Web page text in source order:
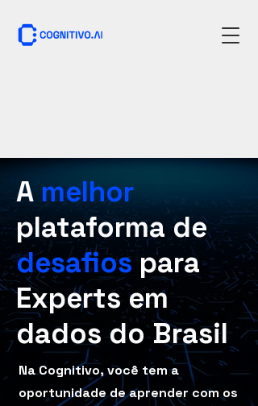
A melhor
plataforma de
desafiospara
Experts em
dados do Brasil
Na Cognitivo, você tem a
oportunidade de aprender com os